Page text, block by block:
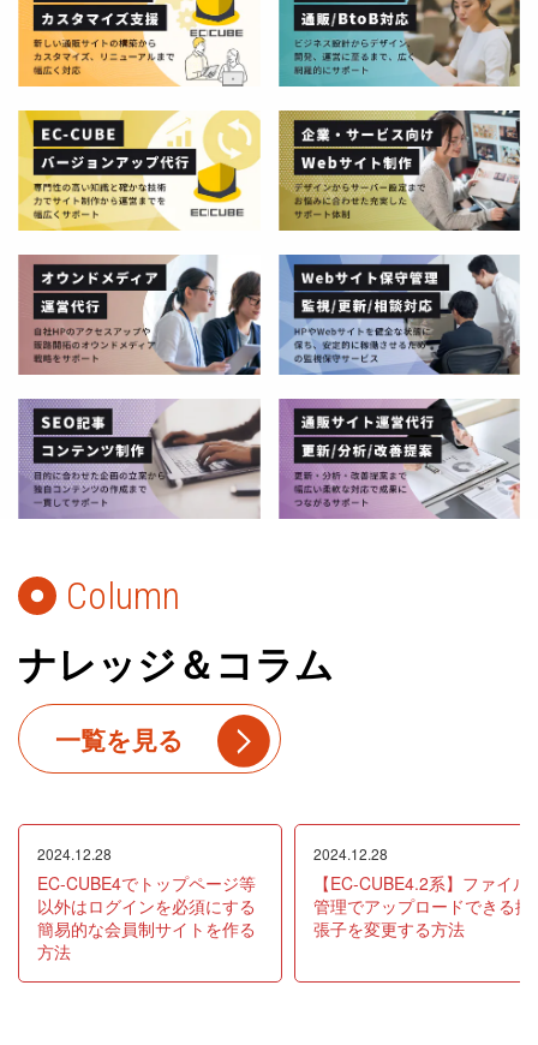
Column
ナレッジ＆コラム
一覧を見る
2024.12.28
EC-CUBE4でトップページ等
以外はログインを必須にする
簡易的な会員制サイトを作る
方法
2024.12.28
【EC-CUBE4.2系】ファイル
管理でアップロードできる拡
張子を変更する方法